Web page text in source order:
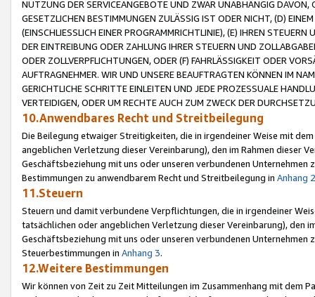
NUTZUNG DER SERVICEANGEBOTE UND ZWAR UNABHÄNGIG
GESETZLICHEN BESTIMMUNGEN ZULÄSSIG IST ODER NICHT, (D)
(EINSCHLIESSLICH EINER PROGRAMMRICHTLINIE), (E) IHREN
DER EINTREIBUNG ODER ZAHLUNG IHRER STEUERN UND
ODER ZOLLVERPFLICHTUNGEN, ODER (F) FAHRLÄSSIGKEIT ODER
AUFTRAGNEHMER. WIR UND UNSERE BEAUFTRAGTEN KÖNNEN IM
GERICHTLICHE SCHRITTE EINLEITEN UND JEDE PROZESSUALE
VERTEIDIGEN, ODER UM RECHTE AUCH ZUM ZWECK DER
10.Anwendbares Recht und Streitbeilegung
Die Beilegung etwaiger Streitigkeiten, die in irgendeiner Weise mit
angeblichen Verletzung dieser Vereinbarung), den im Rahmen dieser
Geschäftsbeziehung mit uns oder unseren verbundenen
Bestimmungen zu anwendbarem Recht und Streitbeilegung in Anhang 2
11.Steuern
Steuern und damit verbundene Verpflichtungen, die in irgendeiner
tatsächlichen oder angeblichen Verletzung dieser Vereinbarung), den
Geschäftsbeziehung mit uns oder unseren verbundenen
Steuerbestimmungen in Anhang 3.
12.Weitere Bestimmungen
Wir können von Zeit zu Zeit Mitteilungen im Zusammenhang mit dem